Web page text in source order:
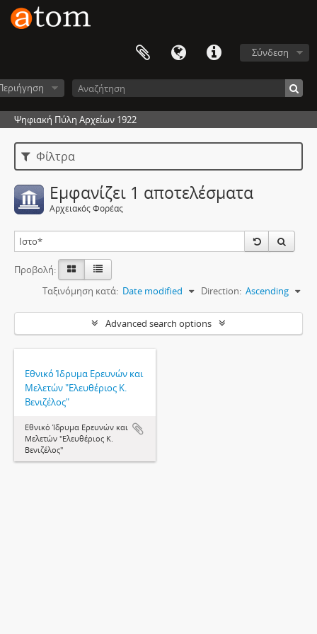
Σύνδεση
Ψηφιακή Πύλη Αρχείων 1922
Φίλτρα
Εμφανίζει 1 αποτελέσματα
Αρχειακός Φορέας
Προβολή:
Ταξινόμηση κατά: Date modified Direction: Ascending
Advanced search options
Εθνικό Ίδρυμα Ερευνών και
Μελετών "Ελευθέριος Κ.
Βενιζέλος"
Εθνικό Ίδρυμα Ερευνών και
Μελετών "Ελευθέριος Κ.
Βενιζέλος"